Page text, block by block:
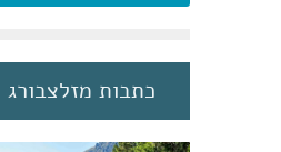
כתבות מזלצבורג